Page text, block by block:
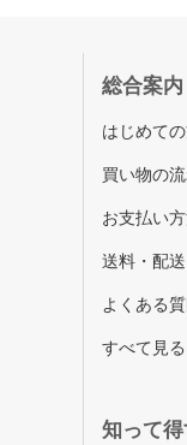
総合案内
はじめて
買い物の
お支払い
送料・配送
よくある質
すべて見る
知って